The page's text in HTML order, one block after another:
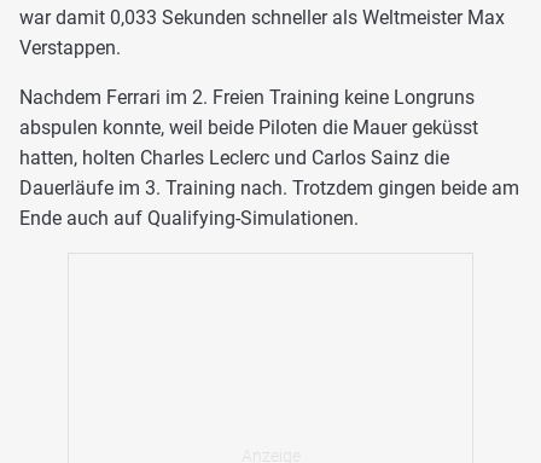
war damit 0,033 Sekunden schneller als Weltmeister Max
Verstappen.
Nachdem Ferrari im 2. Freien Training keine Longruns
abspulen konnte, weil beide Piloten die Mauer geküsst
hatten, holten Charles Leclerc und Carlos Sainz die
Dauerläufe im 3. Training nach. Trotzdem gingen beide am
Ende auch auf Qualifying-Simulationen.